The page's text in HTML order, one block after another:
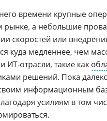
времени крупные
рынке, а небольшие
скоростей или
куда медленнее, чем
ИТ-отрасли, такие как
решений. Пока
информационным
усилиям в том